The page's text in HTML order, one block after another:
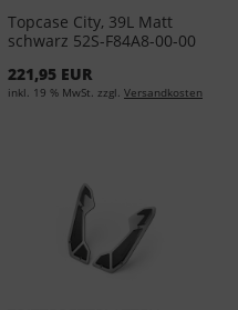
Topcase City, 39L Matt
schwarz 52S-F84A8-00-00
221,95 EUR
inkl. 19 % MwSt. zzgl. Versandkosten